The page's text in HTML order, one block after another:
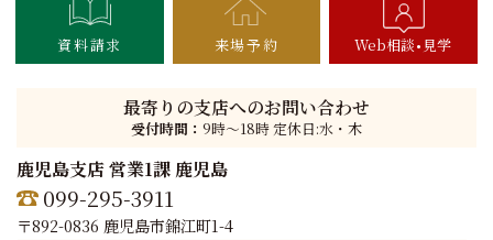
資料請求 来場予約 Web相談 見学
最寄りの支店へのお問い合わせ
受付時間： 9時〜18時 定休日:水・木
鹿児島支店 営業1課 鹿児島
099-295-3911
〒892-0836 鹿児島市錦江町1-4